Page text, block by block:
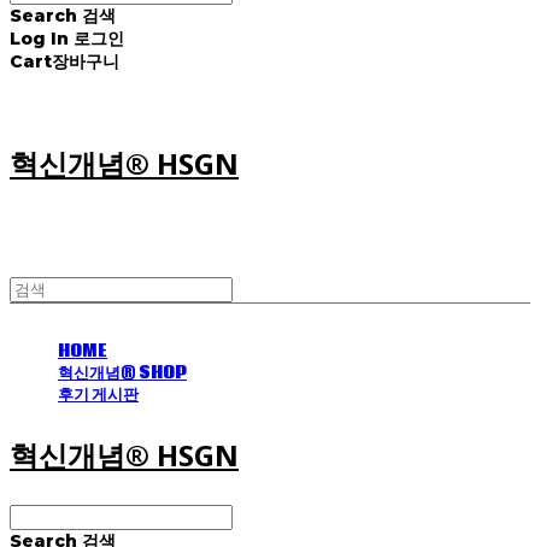
Search 검색
Log In 로그인
Cart장바구니
혁신개념® HSGN
HOME
혁신개념® SHOP
후기 게시판
혁신개념® HSGN
Search 검색